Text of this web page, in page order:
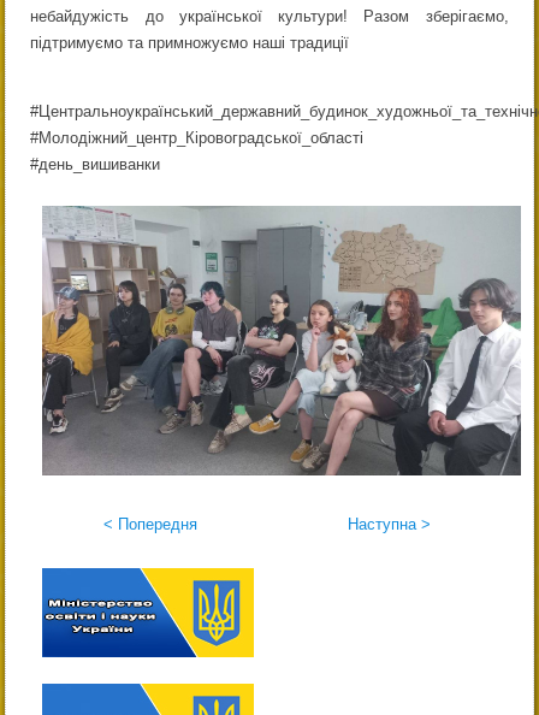
небайдужість до української культури! Разом зберігаємо,
підтримуємо та примножуємо наші традиції
#Молодіжний_центр_Кіровоградської_області
#день_вишиванки
< Попередня Наступна >